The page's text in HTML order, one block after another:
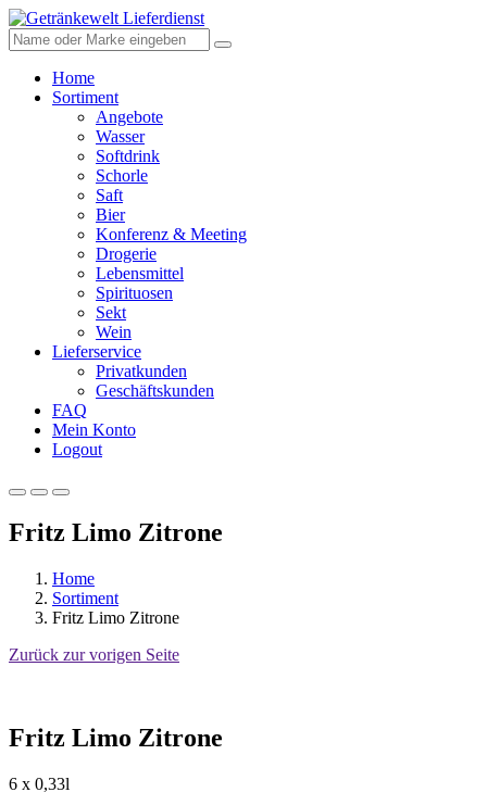
Home
Sortiment
Angebote
Wasser
Softdrink
Schorle
Saft
Bier
Konferenz & Meeting
Drogerie
Lebensmittel
Spirituosen
Sekt
Wein
Lieferservice
Privatkunden
Geschäftskunden
FAQ
Mein Konto
Logout
Fritz Limo Zitrone
Home
Sortiment
Fritz Limo Zitrone
Zurück zur vorigen Seite
Fritz Limo Zitrone
6 x 0,33l